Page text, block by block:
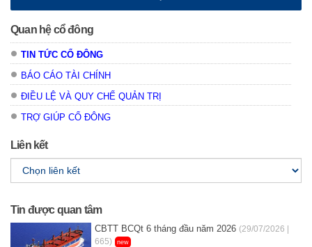
Quan hệ cổ đông
TIN TỨC CỔ ĐÔNG
BÁO CÁO TÀI CHÍNH
ĐIỀU LỆ VÀ QUY CHẾ QUẢN TRỊ
TRỢ GIÚP CỔ ĐÔNG
Liên kết
Tin được quan tâm
CBTT BCQt 6 tháng đầu năm 2026 (29/07/2026 |
665)
new